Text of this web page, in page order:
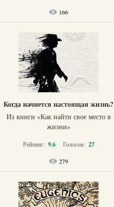
166
Когда начнется настоящая жизнь?
Из книги «Как найти свое место в
жизни​»
Рейтинг: 9.6 Голосов: 27
279